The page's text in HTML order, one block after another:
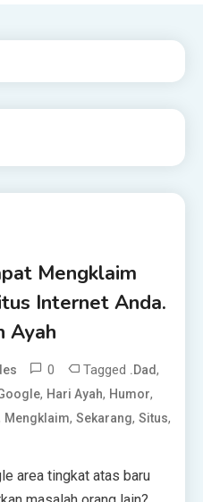
Mengklaim
Internet Anda.
Ayah
0 Tagged .Dad,
, Hari Ayah, Humor,
Mengklaim,Sekarang,Situs,
area tingkat atas baru